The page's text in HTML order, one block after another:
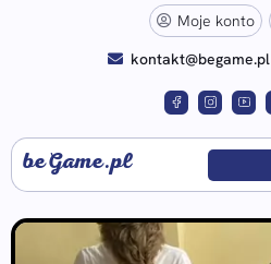
Moje konto
kontakt@begame.pl
beGame.pl